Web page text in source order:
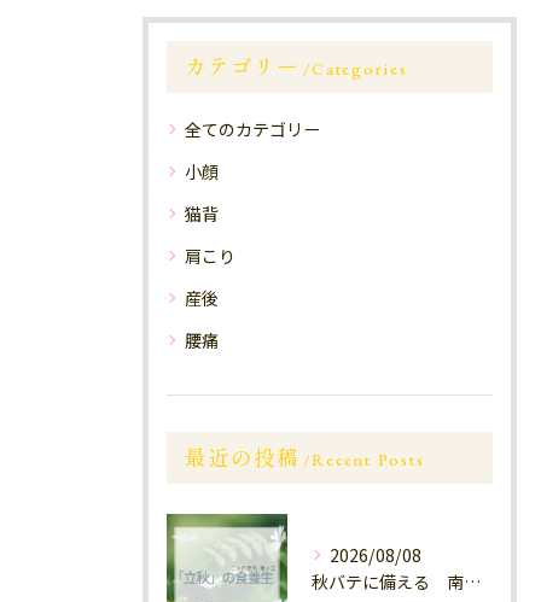
カテゴリー Categories
全てのカテゴリー
小顔
猫背
肩こり
産後
腰痛
最近の投稿 Recent Posts
2026/08/08
秋バテに備える 南区大橋